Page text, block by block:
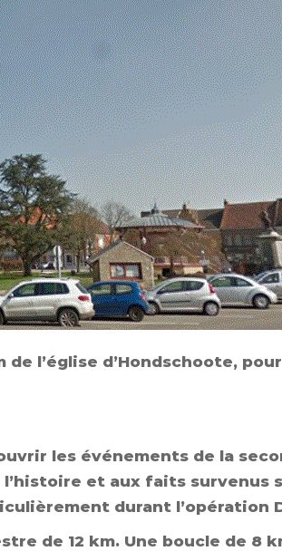
l’église d’Hondschoote,
les événements de la
et aux faits survenus
durant l’opération
de 12 km. Une boucle de 8